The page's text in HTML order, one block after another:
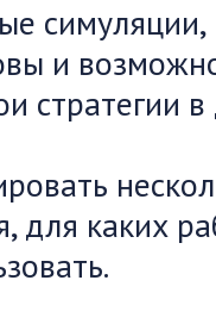
и
стратегии
для каких